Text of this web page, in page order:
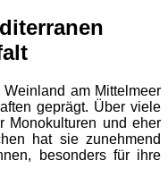
am Mittelmeer
geprägt. Über viele
Monokulturen und eher
hat sie zunehmend
besonders für ihre